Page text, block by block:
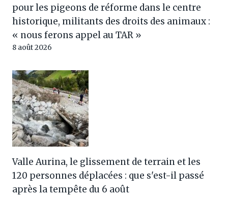
pour les pigeons de réforme dans le centre
historique, militants des droits des animaux :
« nous ferons appel au TAR »
8 août 2026
Valle Aurina, le glissement de terrain et les
120 personnes déplacées : que s'est-il passé
après la tempête du 6 août